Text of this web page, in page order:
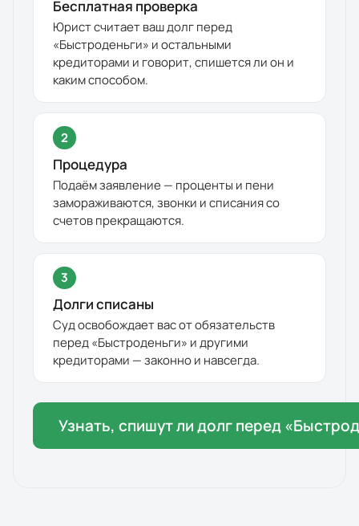
Бесплатная проверка
Юрист считает ваш долг перед
«Быстроденьги» и остальными
кредиторами и говорит, спишется ли он и
каким способом.
2
Процедура
Подаём заявление — проценты и пени
замораживаются, звонки и списания со
счетов прекращаются.
3
Долги списаны
Суд освобождает вас от обязательств
перед «Быстроденьги» и другими
кредиторами — законно и навсегда.
Узнать, спишут ли долг перед «